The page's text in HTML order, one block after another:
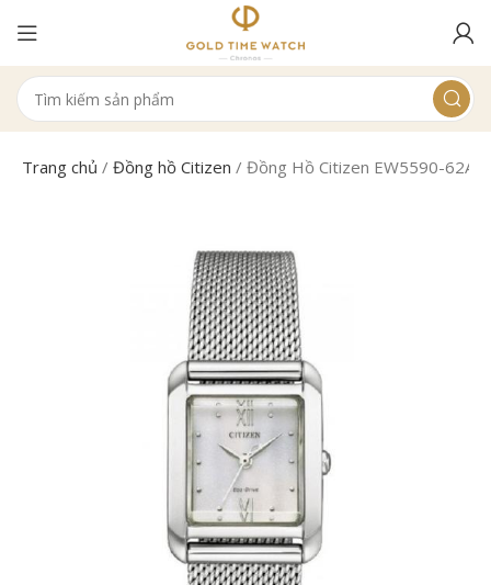
Trang chủ /Đồng hồ Citizen /Đồng Hồ Citizen EW5590-62A